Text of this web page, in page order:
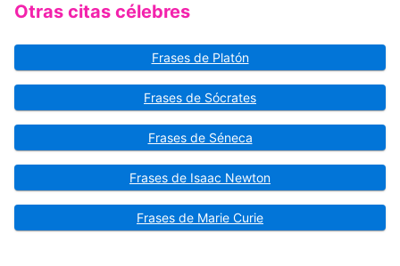
Otras citas célebres
Frases de Platón
Frases de Sócrates
Frases de Séneca
Frases de Isaac Newton
Frases de Marie Curie